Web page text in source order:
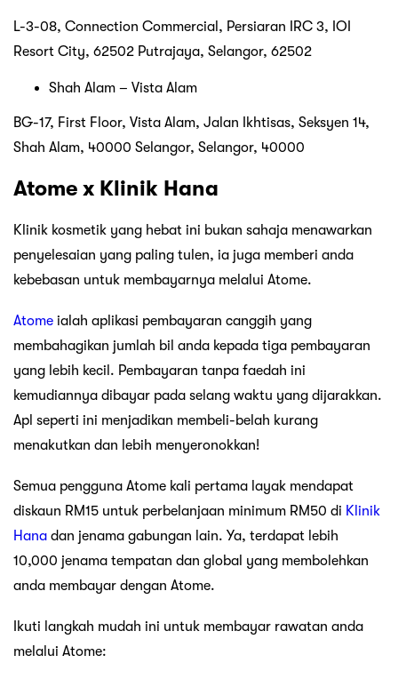
L-3-08, Connection Commercial, Persiaran IRC 3, IOI
Resort City, 62502 Putrajaya, Selangor, 62502
Shah Alam – Vista Alam
BG-17, First Floor, Vista Alam, Jalan Ikhtisas, Seksyen 14,
Shah Alam, 40000 Selangor, Selangor, 40000
Atome x Klinik Hana
Klinik kosmetik yang hebat ini bukan sahaja menawarkan
penyelesaian yang paling tulen, ia juga memberi anda
kebebasan untuk membayarnya melalui Atome.
Atome ialah aplikasi pembayaran canggih yang
membahagikan jumlah bil anda kepada tiga pembayaran
yang lebih kecil. Pembayaran tanpa faedah ini
kemudiannya dibayar pada selang waktu yang dijarakkan.
Apl seperti ini menjadikan membeli-belah kurang
menakutkan dan lebih menyeronokkan!
Semua pengguna Atome kali pertama layak mendapat
diskaun RM15 untuk perbelanjaan minimum RM50 di Klinik
Hana dan jenama gabungan lain. Ya, terdapat lebih
10,000 jenama tempatan dan global yang membolehkan
anda membayar dengan Atome.
Ikuti langkah mudah ini untuk membayar rawatan anda
melalui Atome: